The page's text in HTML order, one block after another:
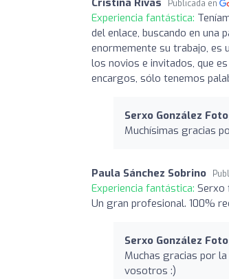
Cristina Rivas Publicada en
Experiencia fantástica:
del enlace, buscando en una
enormemente su trabajo, es
los novios e invitados, que
encargos, sólo tenemos
Serxo González
Muchísimas gracias
Paula Sánchez Sobrino
Experiencia fantástica: Serxo
Un gran profesional. 100%
Serxo González
Muchas gracias por
vosotros :)